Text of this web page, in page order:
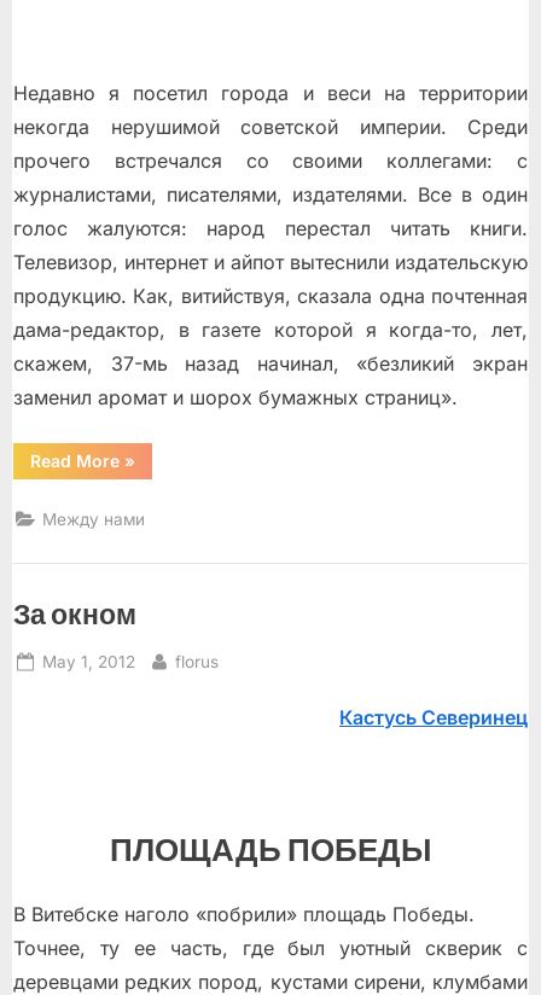
Недавно я посетил города и веси на территории
некогда нерушимой советской империи. Среди
прочего встречался со своими коллегами: с
журналистами, писателями, издателями. Все в один
голос жалуются: народ перестал читать книги.
Телевизор, интернет и айпот вытеснили издательскую
продукцию. Как, витийствуя, сказала одна почтенная
дама-редактор, в газете которой я когда-то, лет,
скажем, 37-мь назад начинал, «безликий экран
заменил аромат и шорох бумажных страниц».
Read More“Книги,
которые
»
Между нами
За окном
Posted
May 1, 2012 By
florus
Кастусь Северинец
ПЛОЩАДЬ ПОБЕДЫ
В Витебске наголо «побрили» площадь Победы.
Точнее, ту еe часть, где был уютный скверик с
деревцами редких пород, кустами сирени, клумбами